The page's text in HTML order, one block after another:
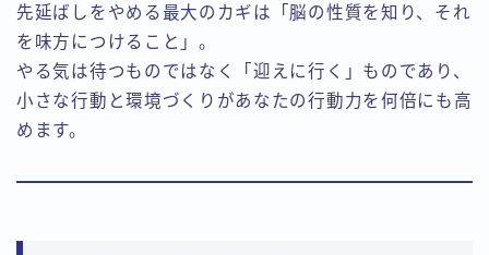
先延ばしをやめる最大のカギは「脳の性質を知り、それ
を味方につけること」。
やる気は待つものではなく「迎えに行く」ものであり、
小さな行動と環境づくりがあなたの行動力を何倍にも高
めます。